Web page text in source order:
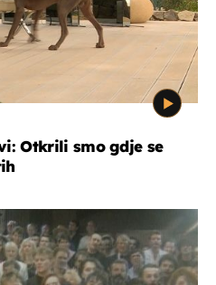
Otkrili smo gdje se